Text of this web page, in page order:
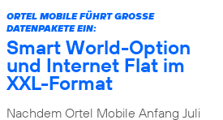
ORTEL MOBILE FÜHRT GROSSE D
ATENPAKETE EIN:
Smart World-Option
und Internet Flat im
XXL-Format
Nachdem Ortel Mobile Anfang Juli